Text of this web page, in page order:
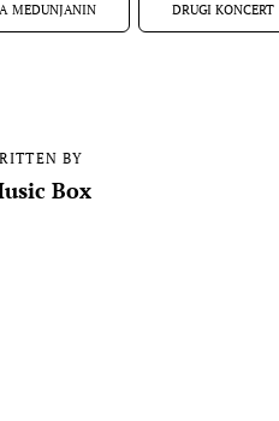
MEDUNJANIN DRUGI KONCERT
BY
Box